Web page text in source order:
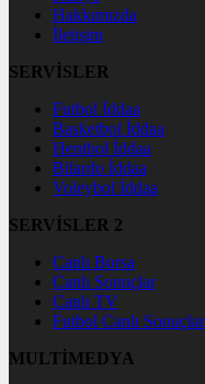
Hakkımızda
İletişim
SERVİSLER
Futbol İddaa
Basketbol İddaa
Hentbol İddaa
Bilardo İddaa
Voleybol İddaa
SERVİSLER 2
Canlı Borsa
Canlı Sonuçlar
Canlı TV
Futbol Canlı Sonuçlar
MULTİMEDYA